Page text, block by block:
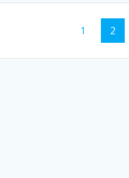
Page
1 Page
2